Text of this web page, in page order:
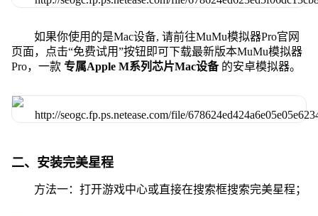
如果你使用的是Mac设备, 请前往MuMu模拟器Pro官网
页面，点击“免费试用”按钮即可下载最新版本MuMu模拟器
Pro，一款 专属Apple M系列芯片Mac设备 的安卓模拟器。
二、安装完美星程
方法一：打开游戏中心或直接在搜索框搜索完美星程；